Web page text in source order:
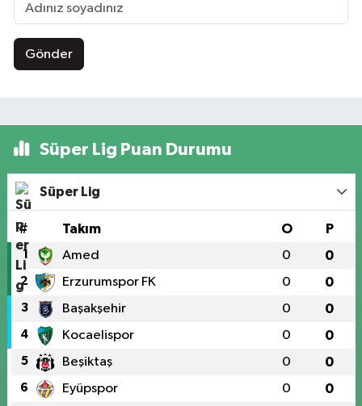
Gönder
Süper Lig Puan Durumu
Süper Lig
# Takım O P
1 Amed 0 0
2 Erzurumspor FK 0 0
3 Başakşehir 0 0
4 Kocaelispor 0 0
5 Beşiktaş 0 0
6 Eyüpspor 0 0